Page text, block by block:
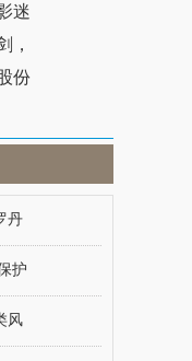
迷
，
份
丹
护
风